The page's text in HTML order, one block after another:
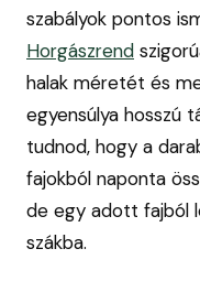
szabályok pontos
Horgászrend
halak méretét és
egyensúlya hosszú
tudnod, hogy a
fajokból naponta
de egy adott fajból
szákba.